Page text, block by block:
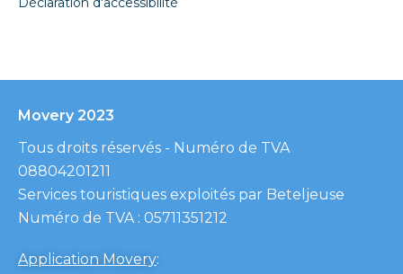
Movery 2023
Tous droits réservés - Numéro de TVA
08804201211
Services touristiques exploités par Beteljeuse
Numéro de TVA : 05711351212
Application Movery: